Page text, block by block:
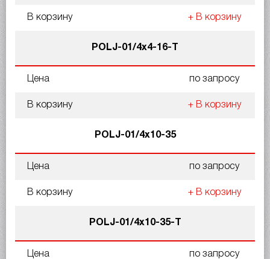
В корзину + В корзину
POLJ-01/4x4-16-T
Цена по запросу
В корзину + В корзину
POLJ-01/4x10-35
Цена по запросу
В корзину + В корзину
POLJ-01/4x10-35-T
Цена по запросу